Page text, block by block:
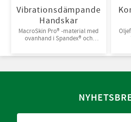
Vibrationsdämpande
Handskar
MacroSkin Pro® -material med
ovanhand i Spandex® och